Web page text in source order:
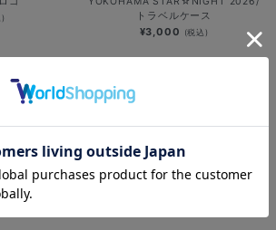
トラベルケース
¥3,000 (税込)